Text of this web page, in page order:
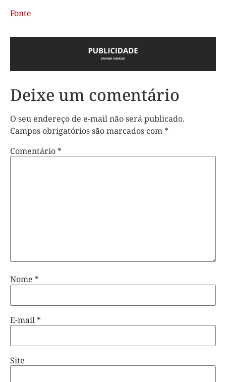
Fonte
Deixe um comentário
O seu endereço de e-mail não será publicado.
Campos obrigatórios são marcados com *
Comentário *
Nome *
E-mail *
Site